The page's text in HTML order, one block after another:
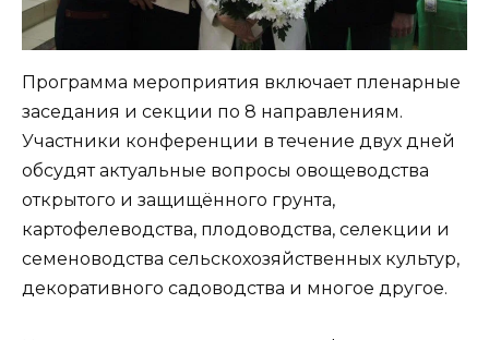
Программа мероприятия включает пленарные
заседания и секции по 8 направлениям.
Участники конференции в течение двух дней
обсудят актуальные вопросы овощеводства
открытого и защищённого грунта,
картофелеводства, плодоводства, селекции и
семеноводства сельскохозяйственных культур,
декоративного садоводства и многое другое.